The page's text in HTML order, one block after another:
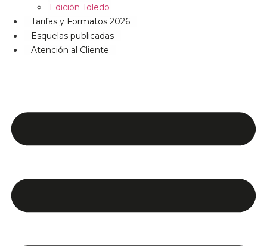
Edición Toledo
Tarifas y Formatos 2026
Esquelas publicadas
Atención al Cliente